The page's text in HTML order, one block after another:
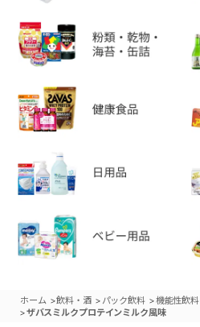
ホーム >飲料・酒 > パック飲料 >機能性飲料
>ザバスミルクプロテインミルク風味